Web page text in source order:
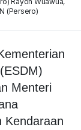
(Persero)
Menteri
Kendaraan